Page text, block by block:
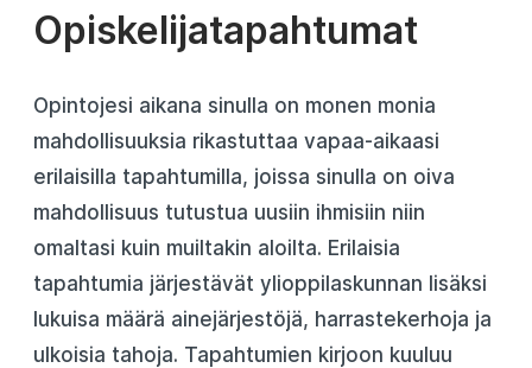
Opiskelijatapahtumat
Opintojesi aikana sinulla on monen monia
mahdollisuuksia rikastuttaa vapaa-aikaasi
erilaisilla tapahtumilla, joissa sinulla on oiva
mahdollisuus tutustua uusiin ihmisiin niin
omaltasi kuin muiltakin aloilta. Erilaisia
tapahtumia järjestävät ylioppilaskunnan lisäksi
lukuisa määrä ainejärjestöjä, harrastekerhoja ja
ulkoisia tahoja. Tapahtumien kirjoon kuuluu